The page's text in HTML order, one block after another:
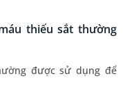
thiếu sắt thường
được sử dụng để